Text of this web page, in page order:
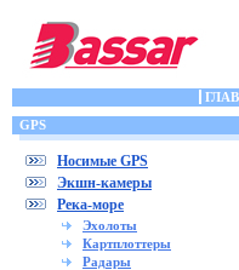
GPS
Носимые GPS
Экшн-камеры
Река-море
Эхолоты
Картплоттеры
Радары